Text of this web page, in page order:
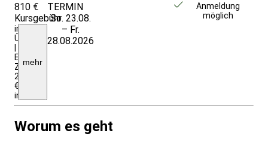
810 €
Kursgebühr
inkl.
Ü/F
EZ-
Zuschlag:
250
€
insgesamt
mehr
TERMIN
So. 23.08.
– Fr.
28.08.2026
Anmeldung
möglich
Worum es geht